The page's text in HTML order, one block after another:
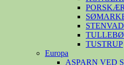
PORSKÆR
STENVAD
TUSTRUP
Europa
ASPARN VED